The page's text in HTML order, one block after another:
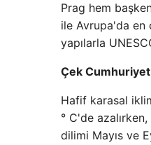
Prag hem
ile Avrupa'da en
yapılarla
Çek
Hafif karasal
° C'de
dilimi Mayıs ve